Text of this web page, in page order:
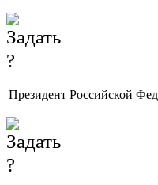
Президент Российской